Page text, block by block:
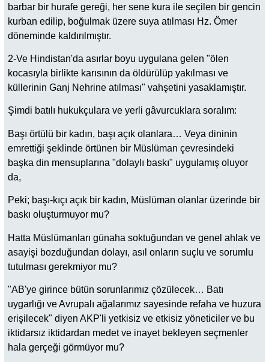
barbar bir hurafe gereği, her sene kura ile seçilen bir gencin
kurban edilip, boğulmak üzere suya atılması Hz. Ömer
döneminde kaldırılmıştır.
2-Ve Hindistan'da asırlar boyu uygulana gelen "ölen
kocasıyla birlikte karısının da öldürülüp yakılması ve
küllerinin Ganj Nehrine atılması" vahşetini yasaklamıştır.
Şimdi batılı hukukçulara ve yerli gâvurcuklara soralım:
Başı örtülü bir kadın, başı açık olanlara… Veya dininin
emrettiği şeklinde örtünen bir Müslüman çevresindeki
başka din mensuplarına "dolaylı baskı" uygulamış oluyor
da,
Peki; başı-kıçı açık bir kadın, Müslüman olanlar üzerinde bir
baskı oluşturmuyor mu?
Hatta Müslümanları günaha soktuğundan ve genel ahlak ve
asayişi bozduğundan dolayı, asıl onların suçlu ve sorumlu
tutulması gerekmiyor mu?
"AB'ye girince bütün sorunlarımız çözülecek… Batı
uygarlığı ve Avrupalı ağalarımız sayesinde refaha ve huzura
erişilecek" diyen AKP'li yetkisiz ve etkisiz yöneticiler ve bu
iktidarsız iktidardan medet ve inayet bekleyen seçmenler
hala gerçeği görmüyor mu?